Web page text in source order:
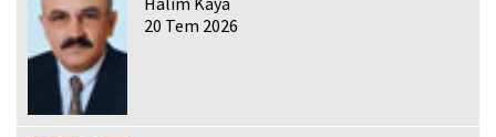
20 Tem 2026